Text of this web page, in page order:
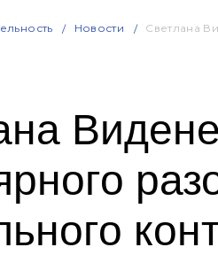
Новости
Светлана